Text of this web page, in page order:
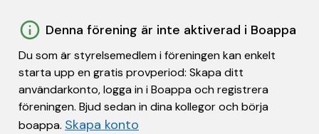
Denna förening är inte aktiverad i Boappa
Du som är styrelsemedlem i föreningen kan enkelt
starta upp en gratis provperiod: Skapa ditt
användarkonto, logga in i Boappa och registrera
föreningen. Bjud sedan in dina kollegor och börja
boappa. Skapa konto